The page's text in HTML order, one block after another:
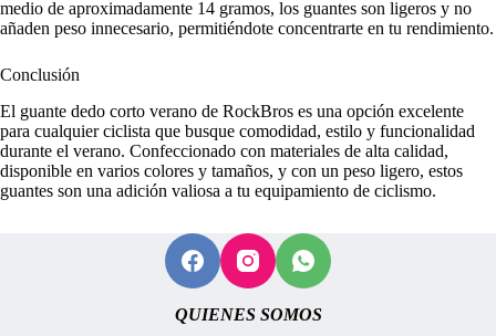
medio de aproximadamente 14 gramos, los guantes son ligeros y no
añaden peso innecesario, permitiéndote concentrarte en tu rendimiento.
Conclusión
El guante dedo corto verano de RockBros es una opción excelente
para cualquier ciclista que busque comodidad, estilo y funcionalidad
durante el verano. Confeccionado con materiales de alta calidad,
disponible en varios colores y tamaños, y con un peso ligero, estos
guantes son una adición valiosa a tu equipamiento de ciclismo.
QUIENES SOMOS